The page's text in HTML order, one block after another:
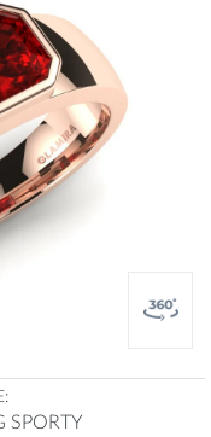
SPORTY